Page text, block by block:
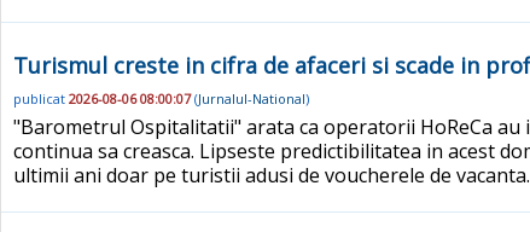
Turismul creste in cifra de afaceri si scade in
publicat 2026-08-06 08:00:07(Jurnalul-National)
"Barometrul Ospitalitatii" arata ca operatorii HoReCa
continua sa creasca. Lipseste predictibilitatea in acest
ultimii ani doar pe turistii adusi de voucherele de